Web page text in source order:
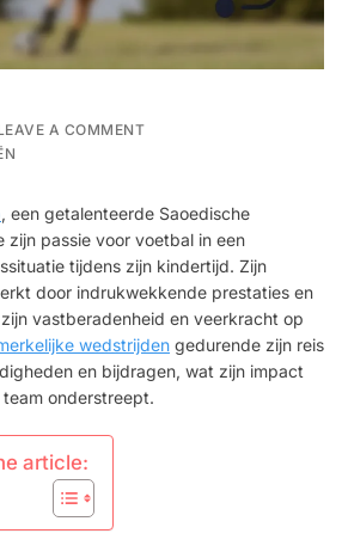
A COMMENTON
LOOPBAAN,
OPMERKELIJKE
WEDSTRIJDEN
, een getalenteerde Saoedische
zijn passie voor voetbal in een
tijdens zijn kindertijd. Zijn
door indrukwekkende prestaties en
vastberadenheid en veerkracht op
wedstrijden gedurende zijn reis
en bijdragen, wat zijn impact
onderstreept.
article: